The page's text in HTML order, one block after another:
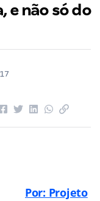
e não só do
Por: Projeto